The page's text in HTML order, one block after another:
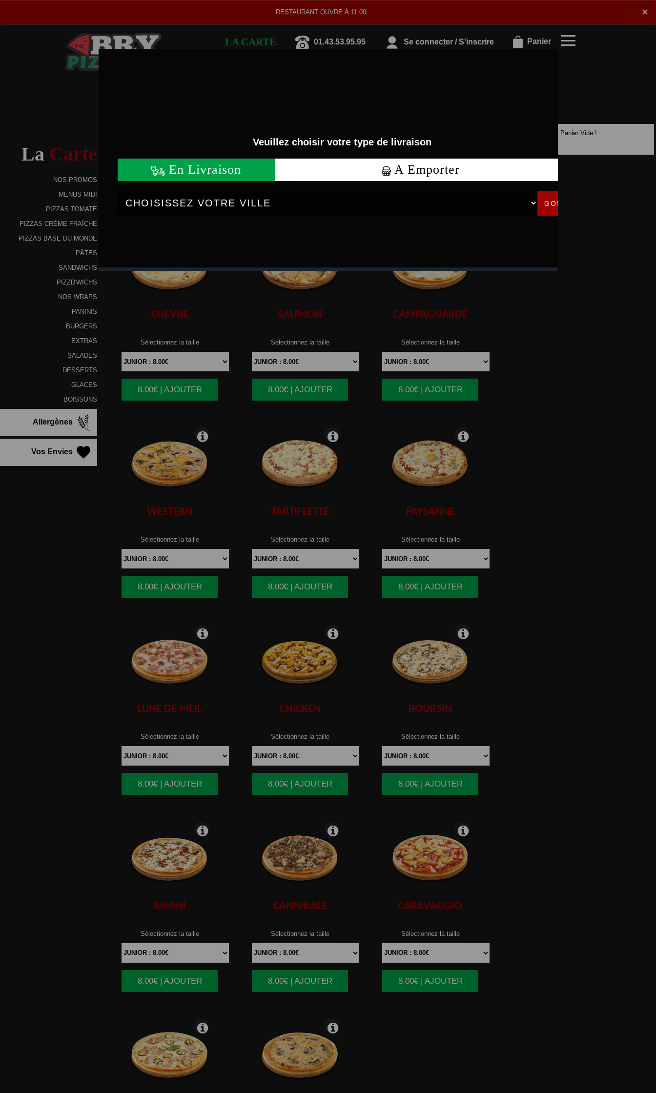
×
RESTAURANT OUVRE À 11:00
LA CARTE 01.43.53.95.95 Se connecter / S'inscrire Panier
×
La Carte
NOS PROMOS
MENUS MIDI
PIZZAS TOMATE
PIZZAS CRÈME FRAÎCHE
PIZZAS BASE DU MONDE
PÂTES
SANDWICHS
PIZZD'WICHS
NOS WRAPS
PANINIS
BURGERS
EXTRAS
SALADES
DESSERTS
GLACES
BOISSONS
Allergènes
Vos Envies
PIZZAS CRÈME FRAÎCHE
CHEVRE
Sélectionnez la taille
|
8.00€ | AJOUTER
SAUMON
Sélectionnez la taille
|
8.00€ | AJOUTER
CAMPAGNARDE
Sélectionnez la taille
|
8.00€ | AJOUTER
WESTERN
Sélectionnez la taille
|
8.00€ | AJOUTER
TARTIFLETTE
Sélectionnez la taille
|
8.00€ | AJOUTER
PAYSANNE
Sélectionnez la taille
|
8.00€ | AJOUTER
LUNE DE MEIL
Sélectionnez la taille
|
8.00€ | AJOUTER
CHICKEN
Sélectionnez la taille
|
8.00€ | AJOUTER
BOURSIN
Sélectionnez la taille
|
8.00€ | AJOUTER
RIMINI
Sélectionnez la taille
|
8.00€ | AJOUTER
CANNIBALE
Sélectionnez la taille
|
8.00€ | AJOUTER
CARAVAGGIO
Sélectionnez la taille
|
8.00€ | AJOUTER
Panier Vide !